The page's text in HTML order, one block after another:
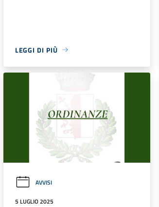
LEGGI DI PIÙ
AVVISI
5 LUGLIO 2025